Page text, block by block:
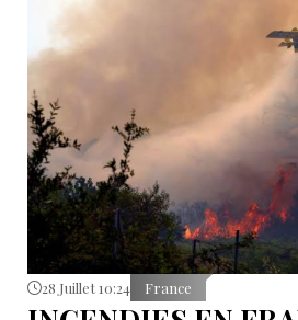
28 Juillet 10:24 France